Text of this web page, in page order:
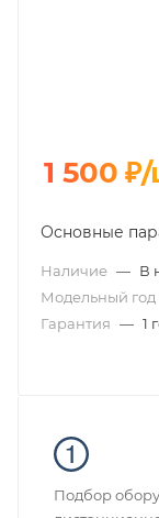
1 500 ₽/
Основные
Наличие — В
Модельный год
Гарантия — 1
Подбор